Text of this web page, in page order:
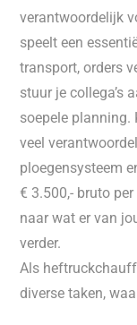
verantwoordelijk
speelt een
transport, orders
stuur je collega’s
soepele planning.
veel
ploegensysteem
€ 3.500,- bruto
naar wat er van
verder.
Als
diverse taken,